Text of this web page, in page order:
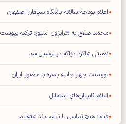
اعلام بودجه سالانه باشگاه سپاهان اصفهان
محمد صلاح به «ترابزون اسپور» ترکیه پیوست
نعمتی شاگرد دژاگه در لوسیل شد
تورنمنت چهار جانبه بصره با حضور ایران
اعلام کاپیتان‌های استقلال
فیفا: هیچ تماسی با ترامپ نداشته‌ایم